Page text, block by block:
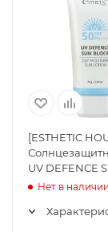
[ESTHETIC
UV DEFENCE
BLOCK DAY
PA++++, 70 гр
Нет в наличии